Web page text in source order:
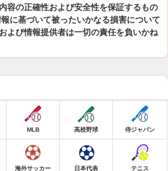
容の正確性および安全性を保証するもの
に基づいて被ったいかなる損害について
よび情報提供者は一切の責任を負いかね
MLB 高校野球 侍ジャパン
海外サッカー 日本代表 テニス